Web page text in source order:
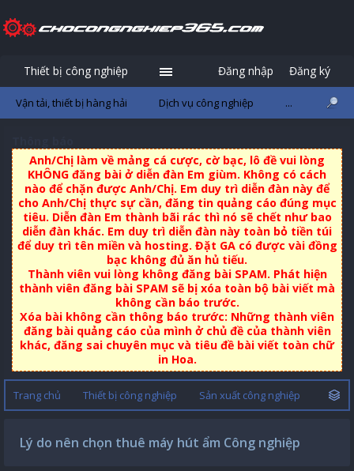
Anh/Chị làm về mảng cá cược, cờ bạc, lô đề vui lòng
KHÔNG đăng bài ở diễn đàn Em giùm. Không có cách
nào để chặn được Anh/Chị. Em duy trì diễn đàn này để
cho Anh/Chị thực sự cần, đăng tin quảng cáo đúng mục
tiêu. Diễn đàn Em thành bãi rác thì nó sẽ chết như bao
diễn đàn khác. Em duy trì diễn đàn này toàn bỏ tiền túi
để duy trì tên miền và hosting. Đặt GA có được vài đồng
bạc không đủ ăn hủ tiếu.
Thành viên vui lòng không đăng bài SPAM. Phát hiện
thành viên đăng bài SPAM sẽ bị xóa toàn bộ bài viết mà
không cần báo trước.
Xóa bài không cần thông báo trước: Những thành viên
đăng bài quảng cáo của mình ở chủ đề của thành viên
khác, đăng sai chuyên mục và tiêu đề bài viết toàn chữ
in Hoa.
Trang chủ Thiết bị công nghiệp Sản xuất công nghiệp
Lý do nên chọn thuê máy hút ẩm Công nghiệp
Thiết bị công nghiệp
Vận tải, thiết bị hàng hải Dịch vụ công nghiệp ...
Đăng nhập Đăng ký